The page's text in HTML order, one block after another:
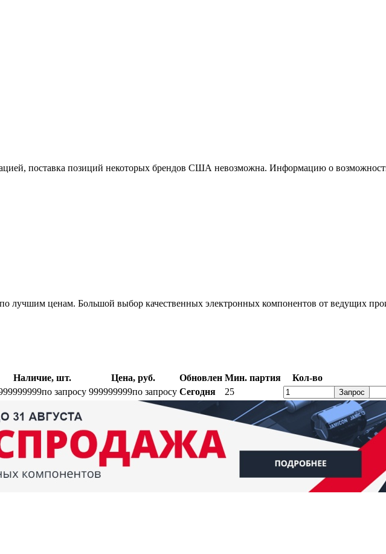
поставка позиций некоторых брендов США невозможна. Информацию о
лучшим ценам. Большой выбор качественных электронных компонентов от ведущих
Наличие, шт. Цена, руб. Обновлен Мин. партия
Кол-во
по запросу 999999999по запросу Сегодня 25 Запрос